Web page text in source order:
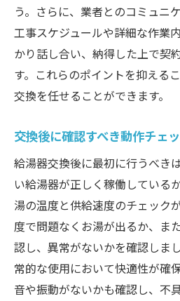
う。さらに、業者とのコミュニ
工事スケジュールや詳細な作業
かり話し合い、納得した上で契
す。これらのポイントを抑える
交換を任せることができます。
交換後に確認すべき動作チェ
給湯器交換後に最初に行うべき
い給湯器が正しく稼働している
湯の温度と供給速度のチェック
度で問題なくお湯が出るか、ま
認し、異常がないかを確認しま
常的な使用において快適性が確
音や振動がないかも確認し、不